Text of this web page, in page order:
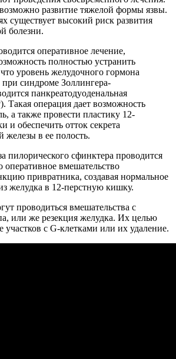
развитие тяжелой формы язвы.
существует высокий риск развития
болезни.
оперативное лечение,
полностью устранить
уровень желудочного гормона
синдроме Золлингера-
панкреатодуоденальная
Такая операция дает возможность
а также провести пластику 12-
и обеспечить отток секрета
железы в ее полость.
пилорического сфинктера проводится
оперативное вмешательство
привратника, создавая нормальное
желудка в 12-перстную кишку.
проводиться вмешательства с
или же резекция желудка. Их целью
участков с G-клетками или их удаление.